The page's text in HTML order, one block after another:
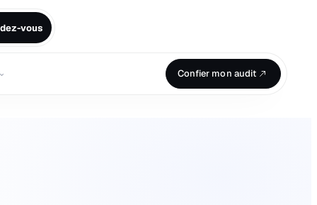
vous
Confier mon audit